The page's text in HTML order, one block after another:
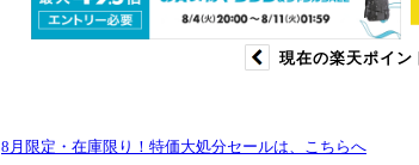
8月限定・在庫限り！特価大処分セールは、こちらへ